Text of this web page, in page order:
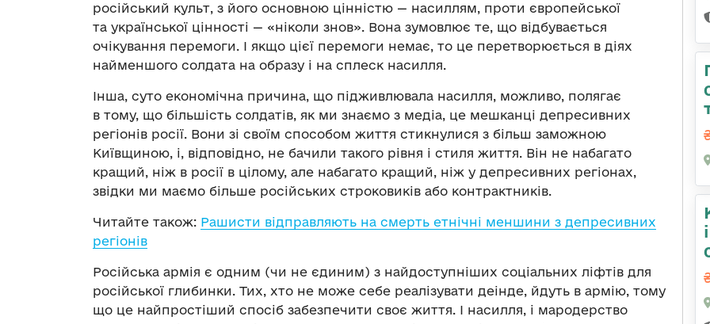
російський культ, з його основною цінністю — насиллям, проти європейської
та української цінності — «ніколи знов». Вона зумовлює те, що відбувається
очікування перемоги. І якщо цієї перемоги немає, то це перетворюється в діях
найменшого солдата на образу і на сплеск насилля.
Інша, суто економічна причина, що підживлювала насилля, можливо, полягає
в тому, що більшість солдатів, як ми знаємо з медіа, це мешканці депресивних
регіонів росії. Вони зі своїм способом життя стикнулися з більш заможною
Київщиною, і, відповідно, не бачили такого рівня і стиля життя. Він не набагато
кращий, ніж в росії в цілому, але набагато кращий, ніж у депресивних регіонах,
звідки ми маємо більше російських строковиків або контрактників.
Читайте також: Рашисти відправляють на смерть етнічні меншини з депресивних
регіонів
Російська армія є одним (чи не єдиним) з найдоступніших соціальних ліфтів для
російської глибинки. Тих, хто не може себе реалізувати деінде, йдуть в армію, тому
що це найпростіший спосіб забезпечити своє життя. І насилля, і мародерство